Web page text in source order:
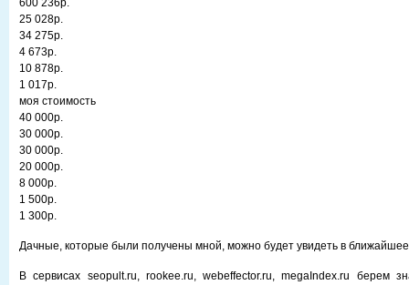
600 236р.
25 028р.
34 275р.
4 673р.
10 878р.
1 017р.
моя стоимость
40 000р.
30 000р.
30 000р.
20 000р.
8 000р.
1 500р.
1 300р.
Дачные, которые были получены мной, можно будет увидеть в
В сервисах seopult.ru, rookee.ru, webeffector.ru, megaIndex.ru берем